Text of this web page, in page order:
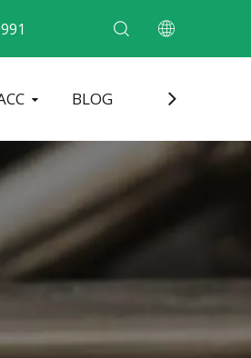
BLOG CONTACT